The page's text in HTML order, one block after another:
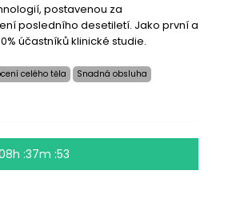
postavenou za
posledního desetiletí. Jako první a
účastníků klinické studie.
celého těla
Snadná obsluha
:37m :52